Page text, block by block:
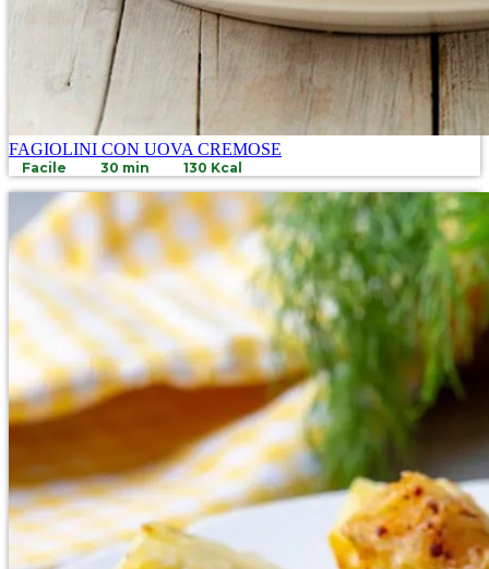
FAGIOLINI CON UOVA CREMOSE
Facile 30 min 130 Kcal